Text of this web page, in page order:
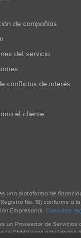
de compañías
del servicio
conflictos de interés
el cliente
una plataforma de
No. 18) conforme a
Empresarial. Consultar
un Proveedor de Servicios
la CNMV para actividades